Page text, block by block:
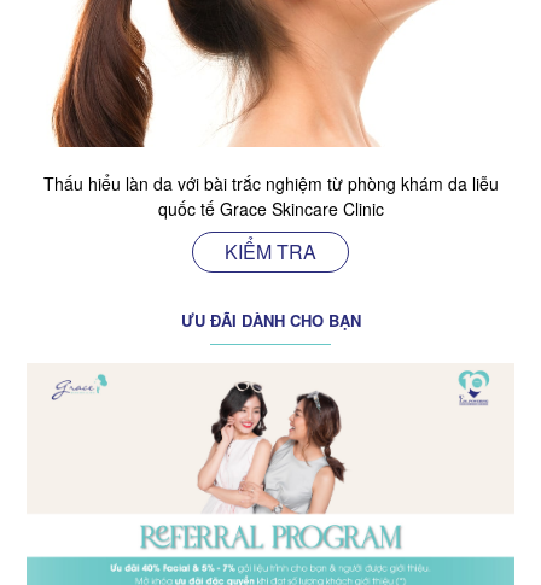
Thấu hiểu làn da với bài trắc nghiệm từ phòng khám da liễu
quốc tế Grace Skincare Clinic
KIỂM TRA
ƯU ĐÃI DÀNH CHO BẠN